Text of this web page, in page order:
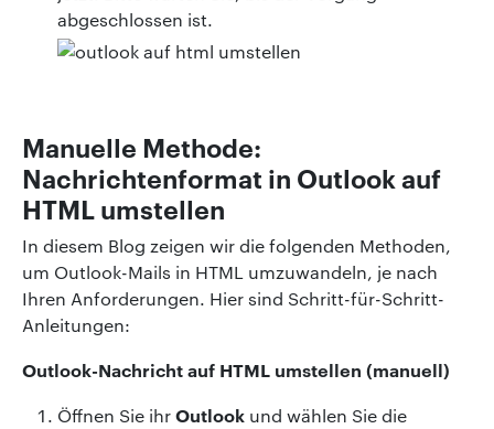
abgeschlossen ist.
Manuelle Methode:
Nachrichtenformat in Outlook auf
HTML umstellen
In diesem Blog zeigen wir die folgenden Methoden,
um Outlook-Mails in HTML umzuwandeln, je nach
Ihren Anforderungen. Hier sind Schritt-für-Schritt-
Anleitungen:
Outlook-Nachricht auf HTML umstellen (manuell)
Öffnen Sie ihrOutlook und wählen Sie die